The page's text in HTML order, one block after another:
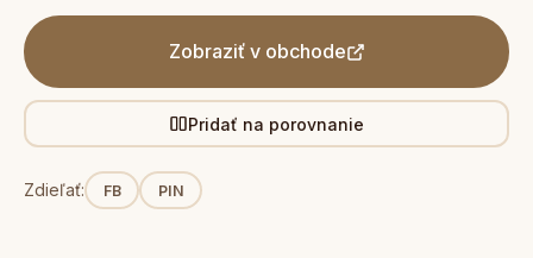
Zobraziť v obchode
Pridať na porovnanie
Zdieľať: FB PIN